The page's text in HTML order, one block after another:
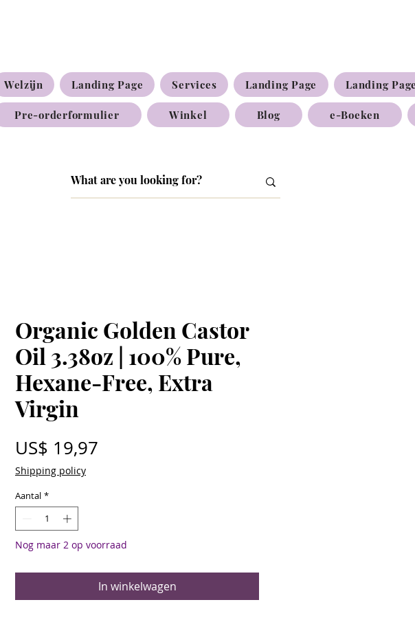
Welzijn Landing Page Services Landing Page Landing
Pre-orderformulier Winkel Blog e-Boeken
Organic Golden Castor
Oil 3.38oz | 100% Pure,
Hexane-Free, Extra
Virgin
US$ 19,97
Shipping policy
Aantal *
Nog maar 2 op voorraad
In winkelwagen